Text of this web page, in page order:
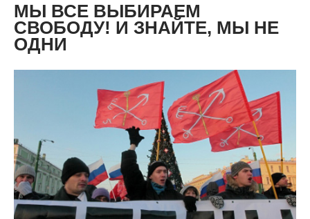
МЫ ВСЕ ВЫБИРАЕМ
СВОБОДУ! И ЗНАЙТЕ, МЫ НЕ
ОДНИ